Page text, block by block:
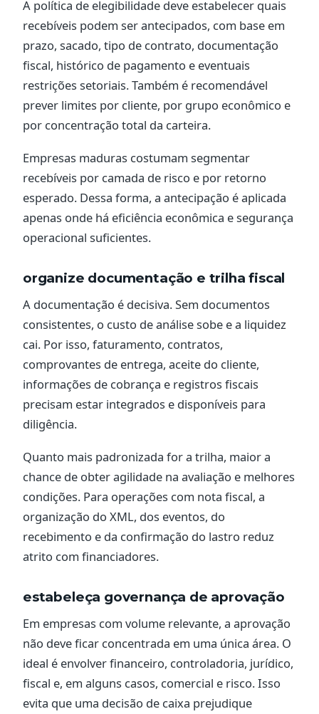
A política de elegibilidade deve estabelecer quais
recebíveis podem ser antecipados, com base em
prazo, sacado, tipo de contrato, documentação
fiscal, histórico de pagamento e eventuais
restrições setoriais. Também é recomendável
prever limites por cliente, por grupo econômico e
por concentração total da carteira.
Empresas maduras costumam segmentar
recebíveis por camada de risco e por retorno
esperado. Dessa forma, a antecipação é aplicada
apenas onde há eficiência econômica e segurança
operacional suficientes.
organize documentação e trilha fiscal
A documentação é decisiva. Sem documentos
consistentes, o custo de análise sobe e a liquidez
cai. Por isso, faturamento, contratos,
comprovantes de entrega, aceite do cliente,
informações de cobrança e registros fiscais
precisam estar integrados e disponíveis para
diligência.
Quanto mais padronizada for a trilha, maior a
chance de obter agilidade na avaliação e melhores
condições. Para operações com nota fiscal, a
organização do XML, dos eventos, do
recebimento e da confirmação do lastro reduz
atrito com financiadores.
estabeleça governança de aprovação
Em empresas com volume relevante, a aprovação
não deve ficar concentrada em uma única área. O
ideal é envolver financeiro, controladoria, jurídico,
fiscal e, em alguns casos, comercial e risco. Isso
evita que uma decisão de caixa prejudique